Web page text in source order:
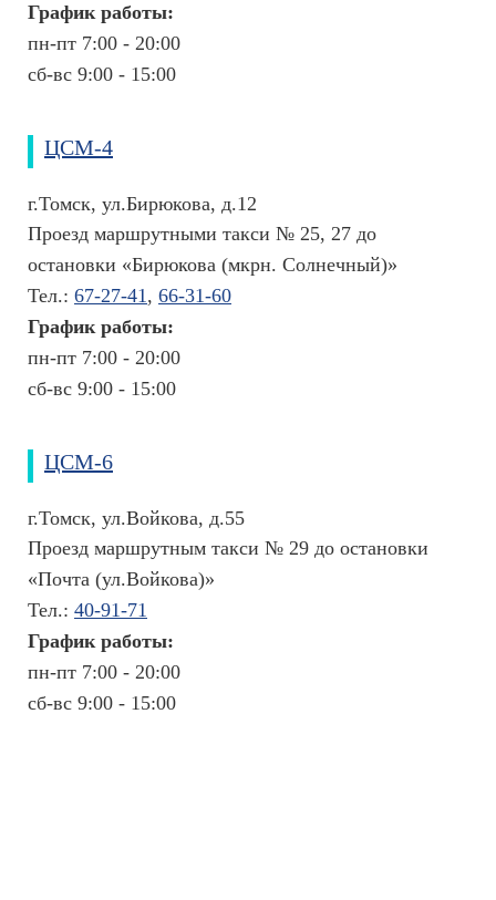
График работы:
пн-пт 7:00 - 20:00
сб-вс 9:00 - 15:00
ЦСМ-4
г.Томск, ул.Бирюкова, д.12
Проезд маршрутными такси № 25, 27 до
остановки «Бирюкова (мкрн. Солнечный)»
Тел.: 67-27-41, 66-31-60
График работы:
пн-пт 7:00 - 20:00
сб-вс 9:00 - 15:00
ЦСМ-6
г.Томск, ул.Войкова, д.55
Проезд маршрутным такси № 29 до остановки
«Почта (ул.Войкова)»
Тел.: 40-91-71
График работы:
пн-пт 7:00 - 20:00
сб-вс 9:00 - 15:00